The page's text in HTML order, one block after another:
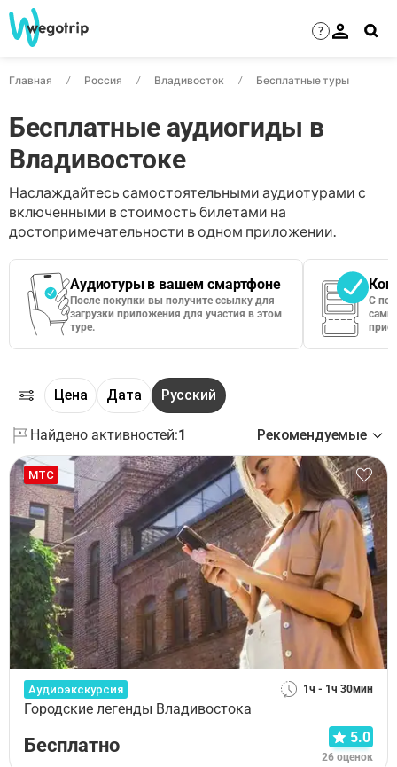
?
Главная Россия Владивосток Бесплатные туры
Бесплатные аудиогиды в
Владивостоке
Наслаждайтесь самостоятельными аудиотурами с
включенными в стоимость билетами на
достопримечательности в одном приложении.
Аудиотуры в вашем смартфоне
После покупки вы получите ссылку для
загрузки приложения для участия в этом
туре.
С
сами
Цена Дата Русский
Найдено активностей:1 Рекомендуемые
МТС
Аудиоэкскурсия 1ч - 1ч 30мин
Городские легенды Владивостока
Бесплатно 5.0
26 оценок